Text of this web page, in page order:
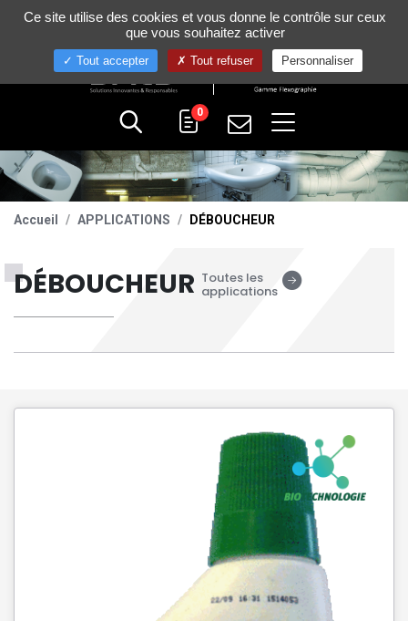
+33 (0)4 75 58 80 10
0
Accueil APPLICATIONS DÉBOUCHEUR
DÉBOUCHEUR Toutes les
applications
Gestion de vos préférences sur les cookies
Ce site utilise des cookies et vous donne le contrôle sur ceux
que vous souhaitez activer
Tout accepter Tout refuser Personnaliser